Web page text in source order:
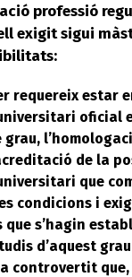
professió
exigit sigui
requereix estar
oficial
grau,
de la
que
condicions i
que s’hagin
d’aquest
controvertit que,